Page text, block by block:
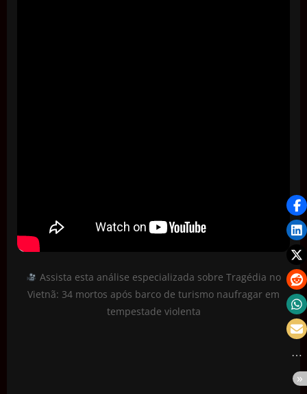
Assista esta análise especializada sobre Tragédia no
Vietnã: 34 mortos após barco de turismo naufragar em
tempestade violenta